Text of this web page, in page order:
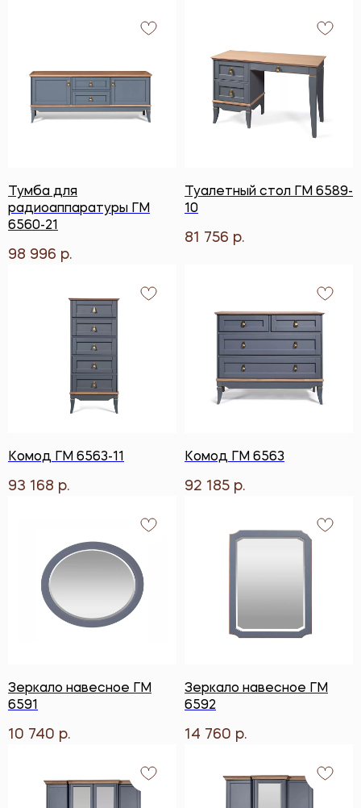
Тумба для
радиоаппаратуры ГМ
6560-21
98 996 р.
Туалетный стол ГМ 6589-
10
81 756 р.
Комод ГМ 6563-11
93 168 р.
Комод ГМ 6563
92 185 р.
Зеркало навесное ГМ
6591
10 740 р.
Зеркало навесное ГМ
6592
14 760 р.